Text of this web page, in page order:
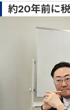
約20年前に